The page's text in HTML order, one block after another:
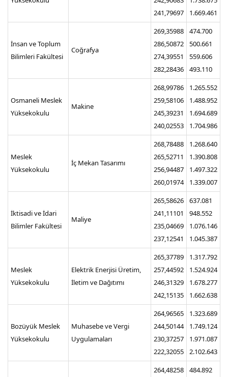
241,79697
1.669.461
İnsan ve Toplum
Bilimleri Fakültesi
Coğrafya
269,35988
286,50872
274,39551
282,28436
474.700
500.661
559.606
493.110
Osmaneli Meslek
Yüksekokulu
Makine
268,99786
259,58106
245,39231
240,02553
1.265.552
1.488.952
1.694.689
1.704.986
Meslek
Yüksekokulu
İç Mekan Tasarımı
268,78488
265,52711
256,94487
260,01974
1.268.640
1.390.808
1.497.322
1.339.007
İktisadi ve İdari
Bilimler Fakültesi
Maliye
265,58626
241,11101
235,04669
237,12541
637.081
948.552
1.076.146
1.045.387
Meslek
Yüksekokulu
Elektrik Enerjisi Üretim,
İletim ve Dağıtımı
265,37789
257,44592
246,31329
242,15135
1.317.792
1.524.924
1.678.277
1.662.638
Bozüyük Meslek
Yüksekokulu
Muhasebe ve Vergi
Uygulamaları
264,96565
244,50144
230,37257
222,32055
1.323.689
1.749.124
1.971.087
2.102.643
264,48258
484.892